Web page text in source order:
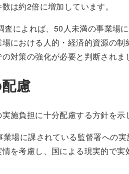
は約2倍に増加しています。
によれば、50人未満の事業場
における人的・経済的資源の
対策の強化が必要と判断されま
慮
施負担に十分配慮する方針を示
場に課されている監督署への
を考慮し、国による現実的で